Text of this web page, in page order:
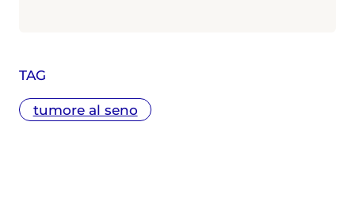
TAG
tumore al seno
Sera. Scrive di medicina e salute,
specialmente in ambito materno-
infantile